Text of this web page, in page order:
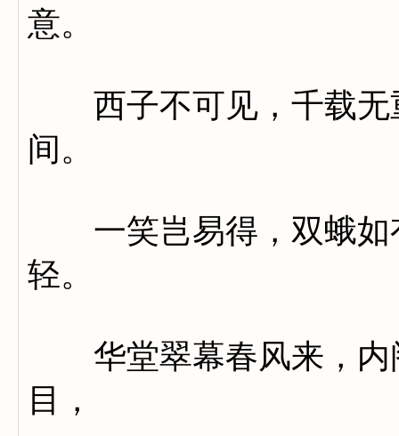
意。
西子不可见，千载无
间。
一笑岂易得，双蛾如
轻。
华堂翠幕春风来，内
目，